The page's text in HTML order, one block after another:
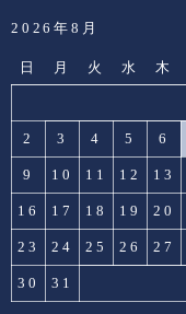
2026年8月
日 月 火 水 木
2 3 4 5 6
9 10 11 12 13
16 17 18 19 20
23 24 25 26 27
30 31